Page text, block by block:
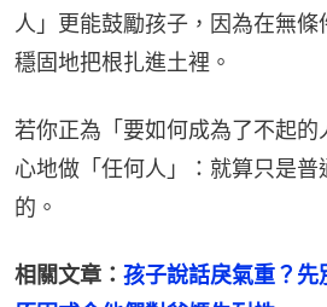
人」更能鼓勵孩子，因為在無
穩固地把根扎進土裡。
若你正為「要如何成為了不起的
心地做「任何人」：就算只是
的。
相關文章： 孩子說話戾氣重？